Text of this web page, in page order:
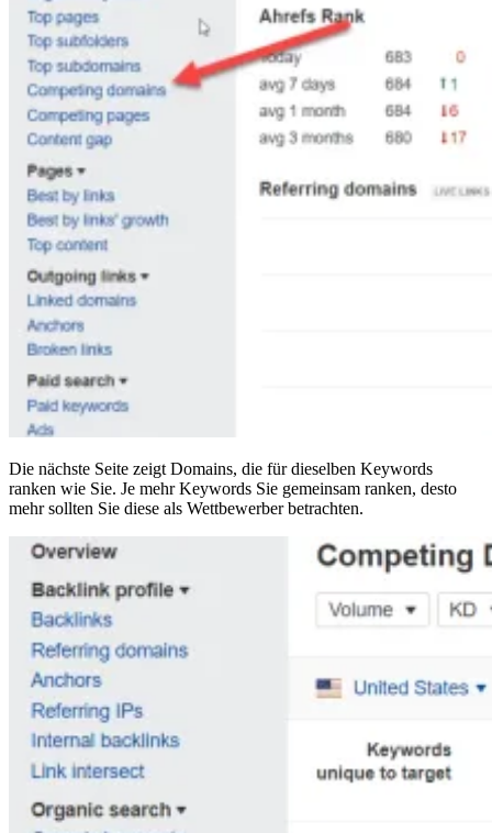
Die nächste Seite zeigt Domains, die für dieselben Keywords
ranken wie Sie. Je mehr Keywords Sie gemeinsam ranken, desto
mehr sollten Sie diese als Wettbewerber betrachten.